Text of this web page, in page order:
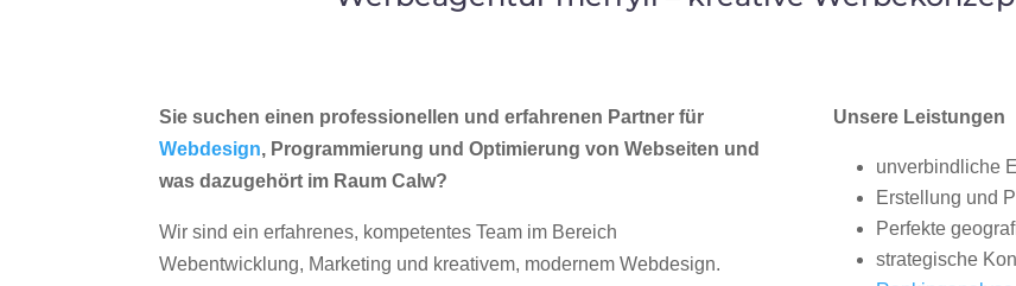
Sie suchen einen professionellen und erfahrenen Partner für
Webdesign, Programmierung und Optimierung von Webseiten und
was dazugehört im Raum Calw?
Wir sind ein erfahrenes, kompetentes Team im Bereich
Webentwicklung, Marketing und kreativem, modernem Webdesign.
Unsere Leistungen
unverbindliche
Erstellung und
Perfekte
strategische